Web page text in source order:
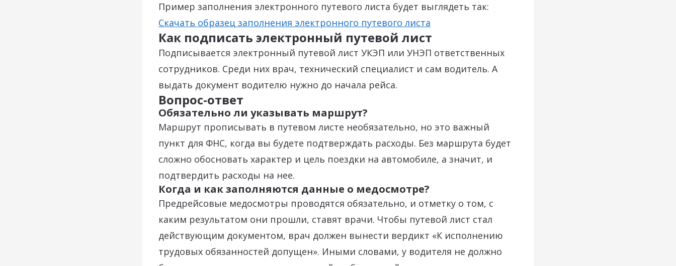
Пример заполнения электронного путевого листа будет выглядеть так:
Скачать образец заполнения электронного путевого листа
Как подписать электронный путевой лист
Подписывается электронный путевой лист УКЭП или УНЭП ответственных
сотрудников. Среди них врач, технический специалист и сам водитель. А
выдать документ водителю нужно до начала рейса.
Вопрос-ответ
Обязательно ли указывать маршрут?
Маршрут прописывать в путевом листе необязательно, но это важный
пункт для ФНС, когда вы будете подтверждать расходы. Без маршрута будет
сложно обосновать характер и цель поездки на автомобиле, а значит, и
подтвердить расходы на нее.
Когда и как заполняются данные о медосмотре?
Предрейсовые медосмотры проводятся обязательно, и отметку о том, с
каким результатом они прошли, ставят врачи. Чтобы путевой лист стал
действующим документом, врач должен вынести вердикт «К исполнению
трудовых обязанностей допущен». Иными словами, у водителя не должно